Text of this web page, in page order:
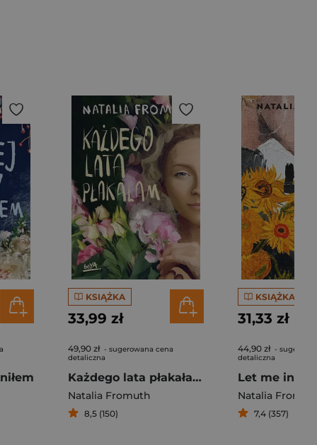
KSIĄŻKA
33,99 zł
49,90 zł - sugerowana cena
detaliczna
Każdego lata płakałam
Natalia Fromuth
8,5 (150)
KSIĄŻKA
31,33 zł
44,90 zł -
detaliczna
Let me in
Natalia
7,4 (357)